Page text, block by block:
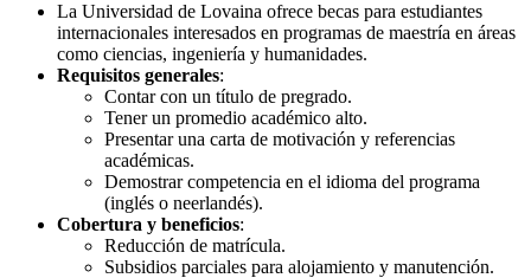
La Universidad de Lovaina ofrece becas para estudiantes
internacionales interesados en programas de maestría en áreas
como ciencias, ingeniería y humanidades.
Requisitos generales:
Contar con un título de pregrado.
Tener un promedio académico alto.
Presentar una carta de motivación y referencias
académicas.
Demostrar competencia en el idioma del programa
(inglés o neerlandés).
Cobertura y beneficios:
Reducción de matrícula.
Subsidios parciales para alojamiento y manutención.